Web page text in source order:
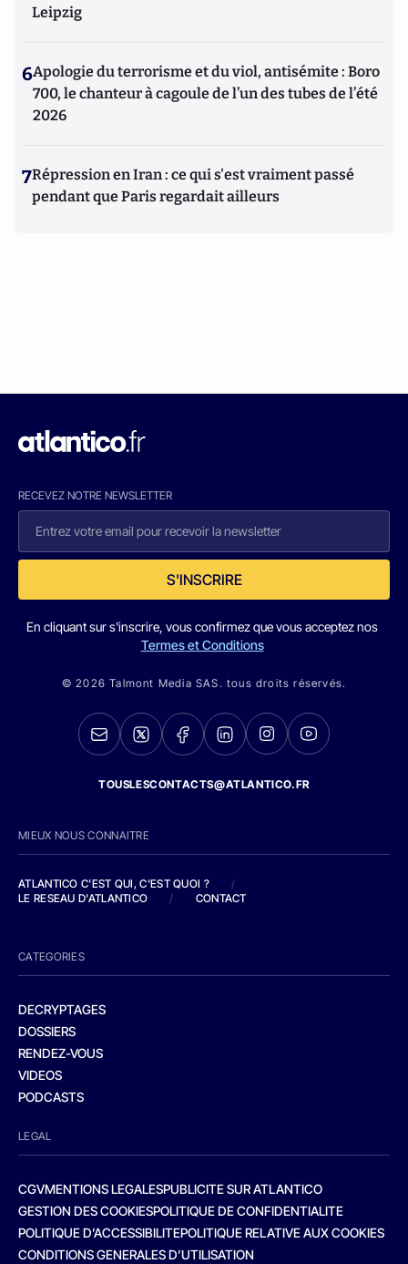
Leipzig
6Apologie du terrorisme et du viol, antisémite : Boro
700, le chanteur à cagoule de l’un des tubes de l’été
2026
7Répression en Iran : ce qui s'est vraiment passé
pendant que Paris regardait ailleurs
RECEVEZ NOTRE NEWSLETTER
S'INSCRIRE
En cliquant sur s'inscrire, vous confirmez que vous acceptez nos
Termes et Conditions
© 2026 Talmont Media SAS. tous droits réservés.
TOUSLESCONTACTS@ATLANTICO.FR
MIEUX NOUS CONNAITRE
ATLANTICO C'EST QUI, C'EST QUOI ?
/
LE RESEAU D'ATLANTICO
/ CONTACT
CATEGORIES
DECRYPTAGES
DOSSIERS
RENDEZ-VOUS
VIDEOS
PODCASTS
LEGAL
CGVMENTIONS LEGALESPUBLICITE SUR ATLANTICO
GESTION DES COOKIESPOLITIQUE DE CONFIDENTIALITE
POLITIQUE D’ACCESSIBILITEPOLITIQUE RELATIVE AUX COOKIES
CONDITIONS GENERALES D’UTILISATION